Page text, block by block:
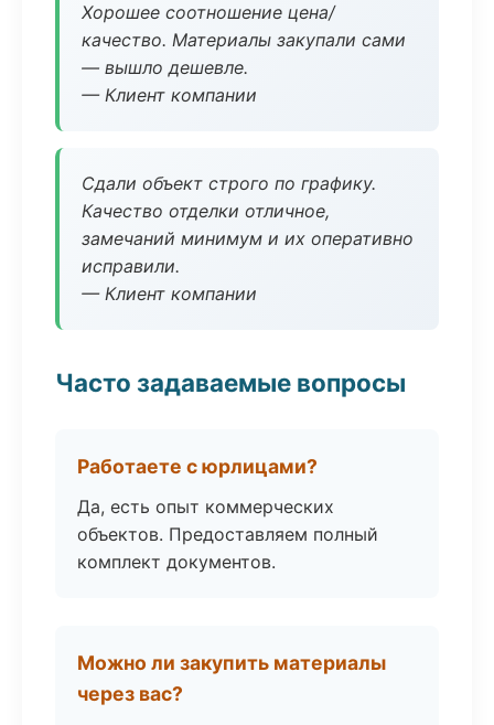
Хорошее соотношение цена/
качество. Материалы закупали сами
— вышло дешевле.
— Клиент компании
Сдали объект строго по графику.
Качество отделки отличное,
замечаний минимум и их оперативно
исправили.
— Клиент компании
Часто задаваемые вопросы
Работаете с юрлицами?
Да, есть опыт коммерческих
объектов. Предоставляем полный
комплект документов.
Можно ли закупить материалы
через вас?